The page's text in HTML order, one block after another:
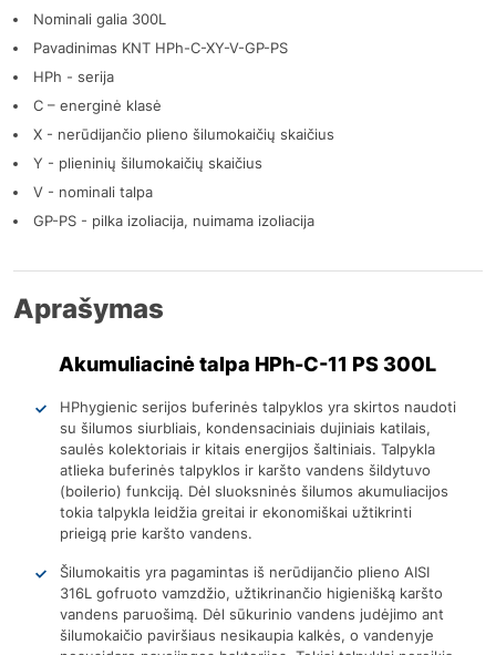
Nominali galia 300L
Pavadinimas KNT HPh-C-XY-V-GP-PS
HPh - serija
C – energinė klasė
Х - nerūdijančio plieno šilumokaičių skaičius
Y - plieninių šilumokaičių skaičius
V - nominali talpa
GP-PS - pilka izoliacija, nuimama izoliacija
Aprašymas
Akumuliacinė talpa HPh-C-11 PS 300L
HPhygienic serijos buferinės talpyklos yra skirtos naudoti
su šilumos siurbliais, kondensaciniais dujiniais katilais,
saulės kolektoriais ir kitais energijos šaltiniais. Talpykla
atlieka buferinės talpyklos ir karšto vandens šildytuvo
(boilerio) funkciją. Dėl sluoksninės šilumos akumuliacijos
tokia talpykla leidžia greitai ir ekonomiškai užtikrinti
prieigą prie karšto vandens.
Šilumokaitis yra pagamintas iš nerūdijančio plieno AISI
316L gofruoto vamzdžio, užtikrinančio higienišką karšto
vandens paruošimą. Dėl sūkurinio vandens judėjimo ant
šilumokaičio paviršiaus nesikaupia kalkės, o vandenyje